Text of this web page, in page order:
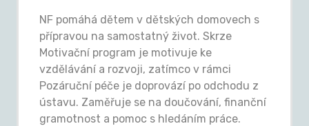
NF pomáhá dětem v dětských domovech s
přípravou na samostatný život. Skrze
Motivační program je motivuje ke
vzdělávání a rozvoji, zatímco v rámci
Pozáruční péče je doprovází po odchodu z
ústavu. Zaměřuje se na doučování, finanční
gramotnost a pomoc s hledáním práce.